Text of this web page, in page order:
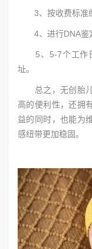
3、按收费标准缴
4、进行DNA鉴定
5、5-7个工作日
址。
总之，无创胎儿
高的便利性，还拥
益的同时，也能为
感纽带更加稳固。